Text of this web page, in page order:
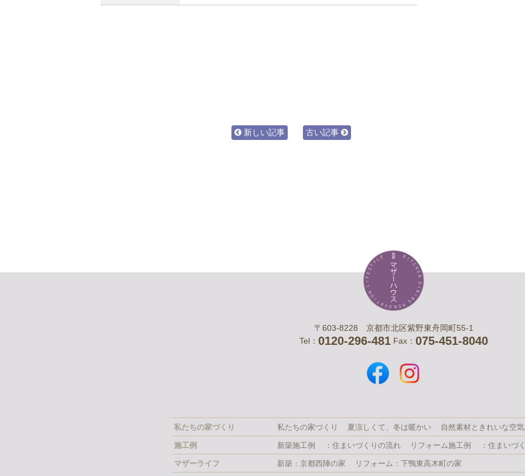
新しい記事 古い記事
〒603-8228 京都市北区紫野東舟岡町55-1
Tel： 0120-296-481 Fax： 075-451-8040
私たちの家づくり 私たちの家づくり 夏涼しくて、冬は暖かい 自然素材ときれいな空気
施工例 新築施工例 ：住まいづくりの流れ リフォーム施工例 ：住まいづ
マザーライフ 新築：京都西陣の家 リフォーム：下鴨東高木町の家